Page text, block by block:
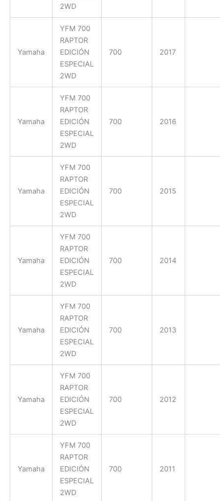
2WD
Yamaha
YFM 700
RAPTOR
EDICIÓN
ESPECIAL
2WD
700 2017
Yamaha
YFM 700
RAPTOR
EDICIÓN
ESPECIAL
2WD
700 2016
Yamaha
YFM 700
RAPTOR
EDICIÓN
ESPECIAL
2WD
700 2015
Yamaha
YFM 700
RAPTOR
EDICIÓN
ESPECIAL
2WD
700 2014
Yamaha
YFM 700
RAPTOR
EDICIÓN
ESPECIAL
2WD
700 2013
Yamaha
YFM 700
RAPTOR
EDICIÓN
ESPECIAL
2WD
700 2012
Yamaha
YFM 700
RAPTOR
EDICIÓN
ESPECIAL
2WD
700 2011